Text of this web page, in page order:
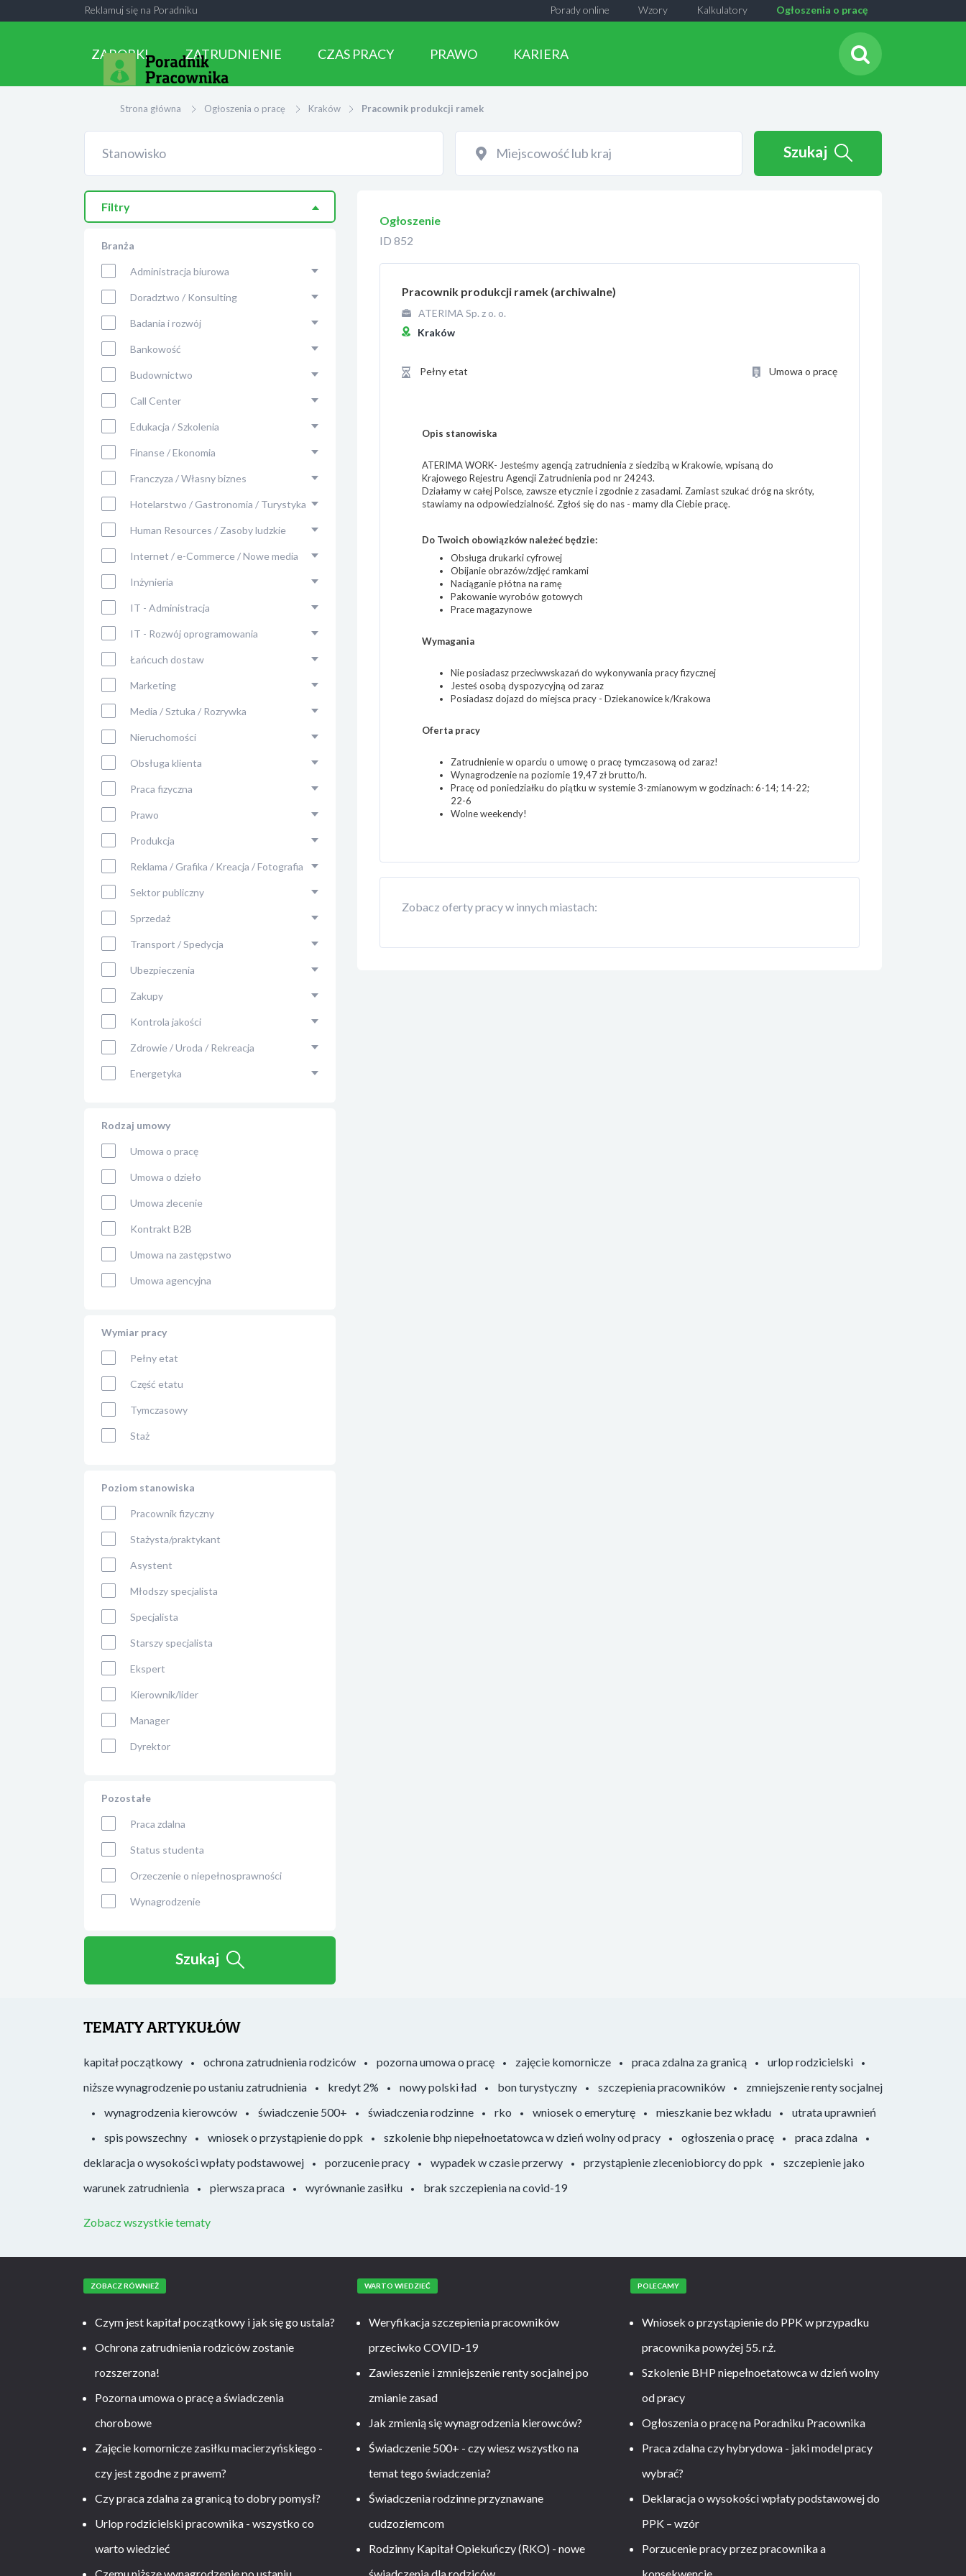
Reklamuj się na Poradniku Ogłoszenia o pracę
Kalkulatory
Wzory
Porady online
ZAROBKI ZATRUDNIENIE CZAS PRACY PRAWO KARIERA
Strona główna Ogłoszenia o pracę Kraków Pracownik produkcji ramek
Szukaj
Filtry
Branża
Administracja biurowa
Doradztwo / Konsulting
Badania i rozwój
Bankowość
Budownictwo
Call Center
Edukacja / Szkolenia
Finanse / Ekonomia
Franczyza / Własny biznes
Hotelarstwo / Gastronomia / Turystyka
Human Resources / Zasoby ludzkie
Internet / e-Commerce / Nowe media
Inżynieria
IT - Administracja
IT - Rozwój oprogramowania
Łańcuch dostaw
Marketing
Media / Sztuka / Rozrywka
Nieruchomości
Obsługa klienta
Praca fizyczna
Prawo
Produkcja
Reklama / Grafika / Kreacja / Fotografia
Sektor publiczny
Sprzedaż
Transport / Spedycja
Ubezpieczenia
Zakupy
Kontrola jakości
Zdrowie / Uroda / Rekreacja
Energetyka
Rodzaj umowy
Umowa o pracę
Umowa o dzieło
Umowa zlecenie
Kontrakt B2B
Umowa na zastępstwo
Umowa agencyjna
Wymiar pracy
Pełny etat
Część etatu
Tymczasowy
Staż
Poziom stanowiska
Pracownik fizyczny
Stażysta/praktykant
Asystent
Młodszy specjalista
Specjalista
Starszy specjalista
Ekspert
Kierownik/lider
Manager
Dyrektor
Pozostałe
Praca zdalna
Status studenta
Orzeczenie o niepełnosprawności
Wynagrodzenie
Szukaj
Ogłoszenie
ID 852
Pracownik produkcji ramek (archiwalne)
ATERIMA Sp. z o. o.
Kraków
Pełny etat Umowa o pracę
Opis stanowiska
ATERIMA WORK- Jesteśmy agencją zatrudnienia z siedzibą w Krakowie, wpisaną do
Krajowego Rejestru Agencji Zatrudnienia pod nr 24243.
Działamy w całej Polsce, zawsze etycznie i zgodnie z zasadami. Zamiast szukać dróg na skróty,
stawiamy na odpowiedzialność. Zgłoś się do nas - mamy dla Ciebie pracę.
Do Twoich obowiązków należeć będzie:
Obsługa drukarki cyfrowej
Obijanie obrazów/zdjęć ramkami
Naciąganie płótna na ramę
Pakowanie wyrobów gotowych
Prace magazynowe
Wymagania
Nie posiadasz przeciwwskazań do wykonywania pracy fizycznej
Jesteś osobą dyspozycyjną od zaraz
Posiadasz dojazd do miejsca pracy - Dziekanowice k/Krakowa
Oferta pracy
Zatrudnienie w oparciu o umowę o pracę tymczasową od zaraz!
Wynagrodzenie na poziomie 19,47 zł brutto/h.
Pracę od poniedziałku do piątku w systemie 3-zmianowym w godzinach: 6-14; 14-22;
22-6
Wolne weekendy!
Zobacz oferty pracy w innych miastach:
TEMATY ARTYKUŁÓW
kapitał początkowy ochrona zatrudnienia rodziców pozorna umowa o pracę zajęcie komornicze praca zdalna za granicą
urlop rodzicielski
niższe wynagrodzenie po ustaniu zatrudnienia
kredyt 2% nowy polski ład bon turystyczny szczepienia pracowników
zmniejszenie renty socjalnej
wynagrodzenia kierowców
świadczenie 500+ świadczenia rodzinne rko wniosek o emeryturę mieszkanie bez wkładu
utrata uprawnień
spis powszechny
wniosek o przystąpienie do ppk szkolenie bhp niepełnoetatowca w dzień wolny od pracy ogłoszenia o pracę
praca zdalna
deklaracja o wysokości wpłaty podstawowej
porzucenie pracy wypadek w czasie przerwy przystąpienie zleceniobiorcy do ppk
szczepienie jako
warunek zatrudnienia
pierwsza praca wyrównanie zasiłku brak szczepienia na covid-19
Zobacz wszystkie tematy
ZOBACZ RÓWNIEŻ
Czym jest kapitał początkowy i jak się go ustala?
Ochrona zatrudnienia rodziców zostanie
rozszerzona!
Pozorna umowa o pracę a świadczenia
chorobowe
Zajęcie komornicze zasiłku macierzyńskiego -
czy jest zgodne z prawem?
Czy praca zdalna za granicą to dobry pomysł?
Urlop rodzicielski pracownika - wszystko co
warto wiedzieć
WARTO WIEDZIEĆ
Weryfikacja szczepienia pracowników
przeciwko COVID-19
Zawieszenie i zmniejszenie renty socjalnej po
zmianie zasad
Jak zmienią się wynagrodzenia kierowców?
Świadczenie 500+ - czy wiesz wszystko na
temat tego świadczenia?
Świadczenia rodzinne przyznawane
cudzoziemcom
Rodzinny Kapitał Opiekuńczy (RKO) - nowe
POLECAMY
Wniosek o przystąpienie do PPK w przypadku
pracownika powyżej 55. r.ż.
Szkolenie BHP niepełnoetatowca w dzień wolny
od pracy
Ogłoszenia o pracę na Poradniku Pracownika
Praca zdalna czy hybrydowa - jaki model pracy
wybrać?
Deklaracja o wysokości wpłaty podstawowej do
PPK – wzór
Porzucenie pracy przez pracownika a